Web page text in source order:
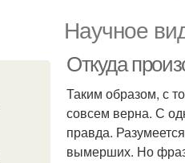
Научное
Откуда
Таким образом, с
совсем верна. С
правда.
вымерших. Но